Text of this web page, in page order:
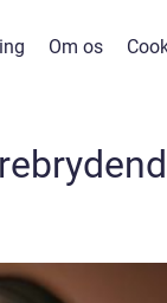
Om os